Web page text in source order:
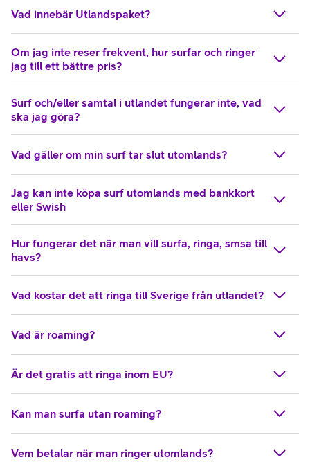
Vad innebär Utlandspaket?
Om jag inte reser frekvent, hur surfar och ringer
jag till ett bättre pris?
Surf och/eller samtal i utlandet fungerar inte, vad
ska jag göra?
Vad gäller om min surf tar slut utomlands?
Jag kan inte köpa surf utomlands med bankkort
eller Swish
Hur fungerar det när man vill surfa, ringa, smsa till
havs?
Vad kostar det att ringa till Sverige från utlandet?
Vad är roaming?
Är det gratis att ringa inom EU?
Kan man surfa utan roaming?
Vem betalar när man ringer utomlands?